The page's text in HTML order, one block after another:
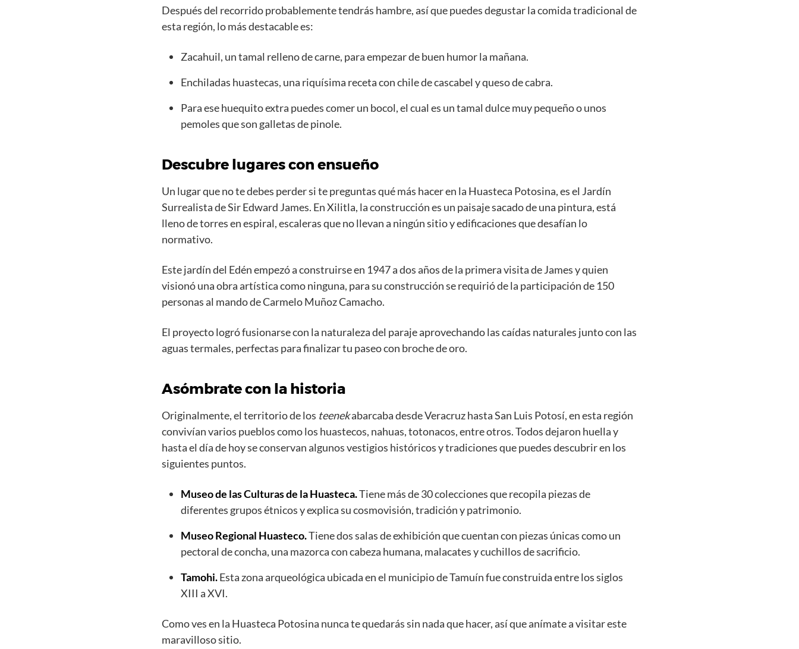
Después del recorrido probablemente tendrás hambre, así que puedes degustar la comida tradicional de
esta región, lo más destacable es:
Zacahuil, un tamal relleno de carne, para empezar de buen humor la mañana.
Enchiladas huastecas, una riquísima receta con chile de cascabel y queso de cabra.
Para ese huequito extra puedes comer un bocol, el cual es un tamal dulce muy pequeño o unos
pemoles que son galletas de pinole.
Descubre lugares con ensueño
Un lugar que no te debes perder si te preguntas qué más hacer en la Huasteca Potosina, es el Jardín
Surrealista de Sir Edward James. En Xilitla, la construcción es un paisaje sacado de una pintura, está
lleno de torres en espiral, escaleras que no llevan a ningún sitio y edificaciones que desafían lo
normativo.
Este jardín del Edén empezó a construirse en 1947 a dos años de la primera visita de James y quien
visionó una obra artística como ninguna, para su construcción se requirió de la participación de 150
personas al mando de Carmelo Muñoz Camacho.
El proyecto logró fusionarse con la naturaleza del paraje aprovechando las caídas naturales junto con las
aguas termales, perfectas para finalizar tu paseo con broche de oro.
Asómbrate con la historia
Originalmente, el territorio de los teenekabarcaba desde Veracruz hasta San Luis Potosí, en esta región
convivían varios pueblos como los huastecos, nahuas, totonacos, entre otros. Todos dejaron huella y
hasta el día de hoy se conservan algunos vestigios históricos y tradiciones que puedes descubrir en los
siguientes puntos.
Museo de las Culturas de la Huasteca.Tiene más de 30 colecciones que recopila piezas de
diferentes grupos étnicos y explica su cosmovisión, tradición y patrimonio.
Museo Regional Huasteco.Tiene dos salas de exhibición que cuentan con piezas únicas como un
pectoral de concha, una mazorca con cabeza humana, malacates y cuchillos de sacrificio.
Tamohi.Esta zona arqueológica ubicada en el municipio de Tamuín fue construida entre los siglos
XIII a XVI.
Como ves en la Huasteca Potosina nunca te quedarás sin nada que hacer, así que anímate a visitar este
maravilloso sitio.